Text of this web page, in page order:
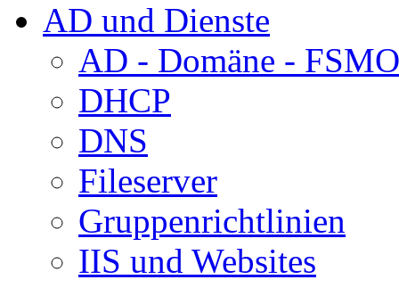
AD und Dienste
AD - Domäne - FSMO
DHCP
DNS
Fileserver
Gruppenrichtlinien
IIS und Websites